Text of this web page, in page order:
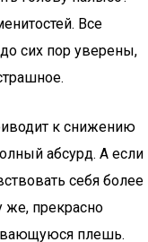
Все
сих пор уверены,
к снижению
абсурд. А если
себя более
прекрасно
плешь.